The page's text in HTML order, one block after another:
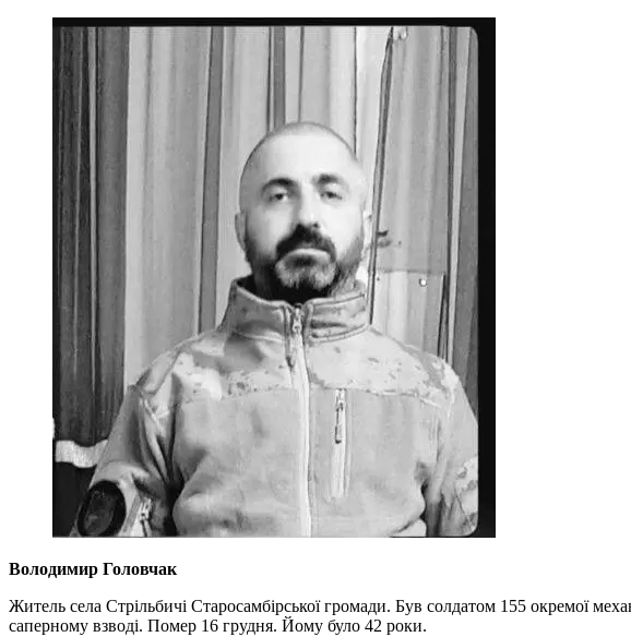
Володимир Головчак
Житель села Стрільбичі Старосамбірської громади. Був солдатом 155 окремої
саперному взводі. Помер 16 грудня. Йому було 42 роки.